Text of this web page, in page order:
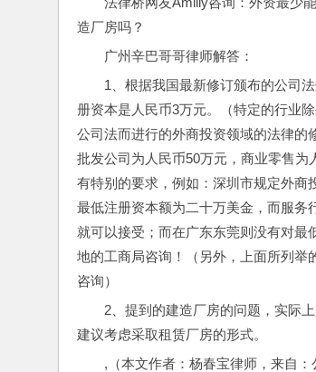
造厂房吗？
广州辛巴哥哥律师解答：
1、根据我国最新修订颁布的公司
册资本是人民币3万元。（特定的行业
公司法而进行的外商投资领域的法律的
批发公司为人民币50万元，商业零售
有特别的要求，例如：深圳市规定外商
最低注册资本额为二十万美金，而服务
就可以接受；而在广东东莞则没有对最
地的工商局咨询！（另外，上面所列举
咨询）
2、提到的建造厂房的问题，实际
建议考虑采取租赁厂房的形式。
,（本文作者：杨春宝律师，来自